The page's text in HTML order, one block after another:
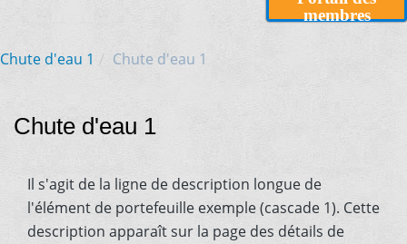
membres
Chute d'eau 1 Chute d'eau 1
Chute d'eau 1
Il s'agit de la ligne de description longue de
l'élément de portefeuille exemple (cascade 1). Cette
description apparaît sur la page des détails de